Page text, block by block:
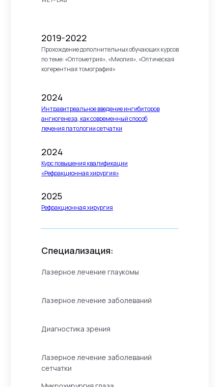
Специализация:
Лазерное лечение глаукомы
Диагностика зрения
Лазерное лечение заболеваний
Лазерное лечение заболеваний
сетчатки
2019-2022
Прохождение дополнительных обучающих курсов
по теме: «Оптометрия», «Миопия», «Оптическая
когерентная томография»
2025
Рефракционная хирургия
2024
Интравитреальное введение ингибиторов
ангиогенеза, как современный способ
лечения патологии сетчатки
2024
Курс повышения квалификации
«Рефракционная хирургия»